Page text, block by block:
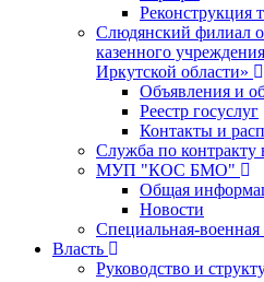
Реконструкция
Слюдянский филиал
казенного
Иркутской области»
Объявления и
Реестр госуслуг
Контакты и
Служба по
МУП "КОС БМО"
Общая
Новости
Специальная-военная
Власть
Руководство и